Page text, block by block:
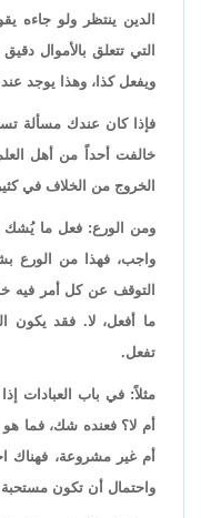
الدين ينتظر ولو جاءه
التي تتعلق بالأموال
ويفعل كذا، وهذا يوجد
فإذا كان عندك مسألة
خالفت أحداً من أهل
الخروج من الخلاف في
ومن الورع: فعل ما يُشك
واجب، فهذا من الورع
التوقف عن كل أمر فيه
ما أفعل، لا. فقد يكون
تفعل.
مثلاً: في باب العبادات
أم لا؟ فعنده شك، فما
أم غير مشروعة، فهناك
واحتمال أن تكون